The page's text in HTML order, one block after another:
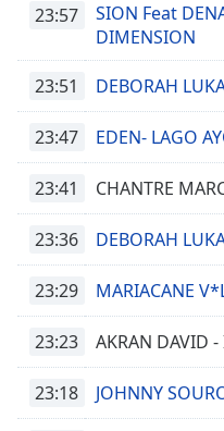
0.00%
live,
currently
behind
liveLIVE
Remaining
Time-
Chapters
Chapters
23:57
SION Feat
DIMENSION
23:51 DEBORAH
23:47 EDEN- LAGO
23:41 CHANTRE
23:36 DEBORAH
23:29 MARIACANE
23:23 AKRAN DAVID
23:18 JOHNNY